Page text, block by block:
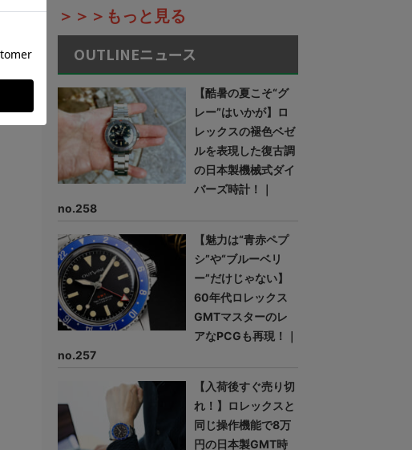
＞＞＞もっと見る
OUTLINEニュース
【酷暑の夏こそ“グ
レー”はいかが】ロ
レックスの褪色ベゼ
ルを表現した復古調
の日本製機械式ダイ
バーズ時計！｜
no.258
【魅力は“青赤ペプ
シ”や“ブルーベリ
ー”だけじゃない】
60年代ロレックス
GMTマスターのレ
アなPCGも再現！｜
no.257
【入荷後すぐ売り切
れ！】ロレックスと
同じ操作機能で8万
円の日本製GMT時